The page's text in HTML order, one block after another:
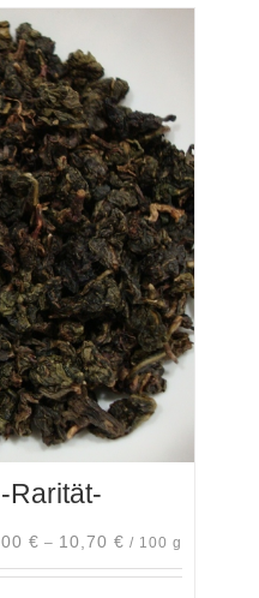
Rarität-
€ – 10,70 € / 100 g